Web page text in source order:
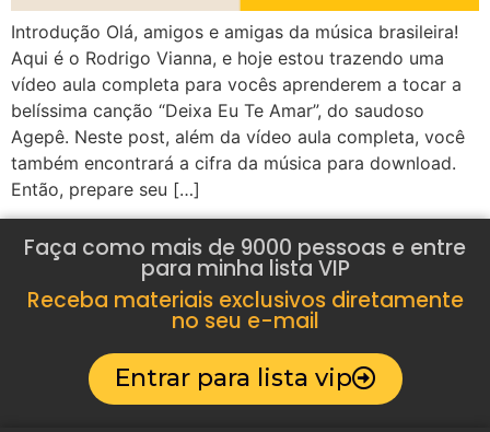
Introdução Olá, amigos e amigas da música brasileira!
Aqui é o Rodrigo Vianna, e hoje estou trazendo uma
vídeo aula completa para vocês aprenderem a tocar a
belíssima canção “Deixa Eu Te Amar”, do saudoso
Agepê. Neste post, além da vídeo aula completa, você
também encontrará a cifra da música para download.
Então, prepare seu […]
Faça como mais de 9000 pessoas e entre
para minha lista VIP
Receba materiais exclusivos diretamente
no seu e-mail
Entrar para lista vip